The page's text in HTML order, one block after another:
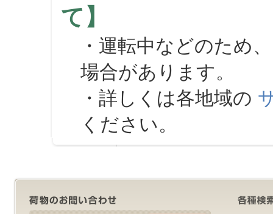
て】
・運転中などのため
場合があります。
・詳しくは各地域の
ください。